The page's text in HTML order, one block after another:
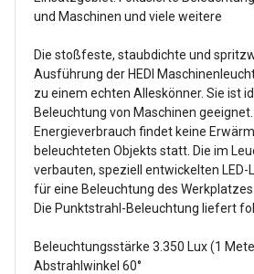
und Maschinen und viele weitere
Die stoßfeste, staubdichte und
Ausführung der HEDI
zu einem echten Alleskönner. Sie ist
Beleuchtung von Maschinen
Energieverbrauch findet keine
beleuchteten Objekts statt. Die im
verbauten, speziell entwickelten LED-
für eine Beleuchtung des
Die Punktstrahl-Beleuchtung liefert
Beleuchtungsstärke 3.350 Lux (1
Abstrahlwinkel 60°